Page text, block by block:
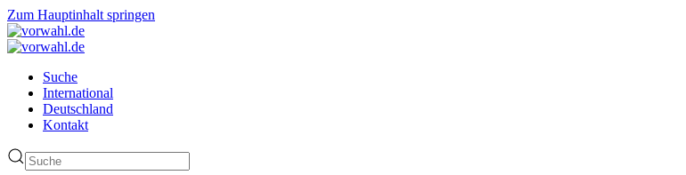
Zum Hauptinhalt springen
Suche
International
Deutschland
Kontakt